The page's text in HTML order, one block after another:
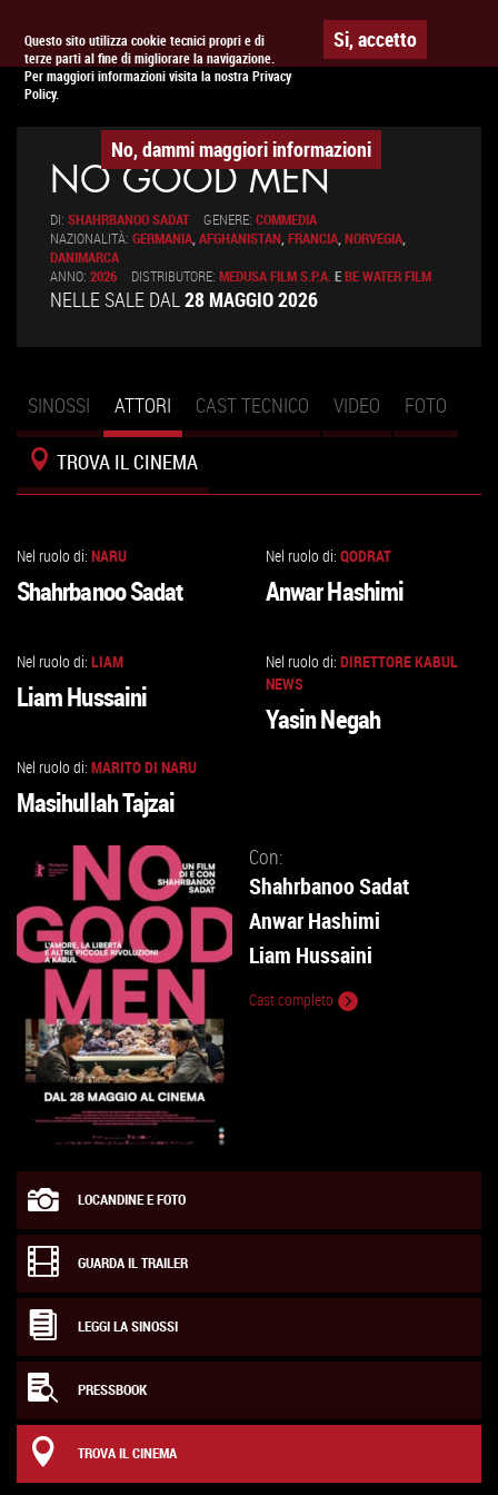
Questo sito utilizza cookie tecnici propri e di
terze parti al fine di migliorare la navigazione.
Per maggiori informazioni visita la nostra Privacy
Policy.
Si, accetto
No, dammi maggiori informazioni
APPUNTAMENTO AL CINEMA
NO GOOD MEN
DI: SHAHRBANOO SADAT GENERE: COMMEDIA
NAZIONALITÀ: GERMANIA,AFGHANISTAN,FRANCIA,NORVEGIA,
DANIMARCA
ANNO: 2026 DISTRIBUTORE: MEDUSA FILM S.P.A.EBE WATER FILM
NELLE SALE DAL28 MAGGIO 2026
Schede primarie
SINOSSI ATTORI (SCHEDA
ATTIVA)
CAST TECNICO VIDEO FOTO
TROVA IL CINEMA
ALLA
Nel ruolo di: NARU
Shahrbanoo Sadat
ALLA
Nel ruolo di: QODRAT
Anwar Hashimi
ALLA
Nel ruolo di: LIAM
Liam Hussaini
VAI
SCHEDA
Nel ruolo di: DIRETTORE KABUL
NEWS
Yasin Negah
ALLA
Nel ruolo di: MARITO DI NARU
Masihullah Tajzai
Con:
Shahrbanoo Sadat
Anwar Hashimi
Liam Hussaini
Cast completo
LOCANDINE E FOTO
GUARDA IL TRAILER
LEGGI LA SINOSSI
PRESSBOOK
TROVA IL CINEMA